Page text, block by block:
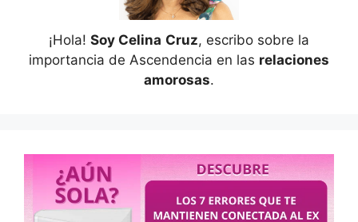
¡Hola! Soy Celina Cruz, escribo sobre la
importancia de Ascendencia en las relaciones
amorosas.